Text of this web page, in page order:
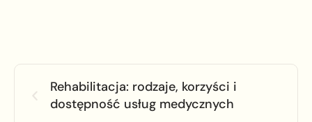
Rehabilitacja: rodzaje, korzyści i
dostępność usług medycznych